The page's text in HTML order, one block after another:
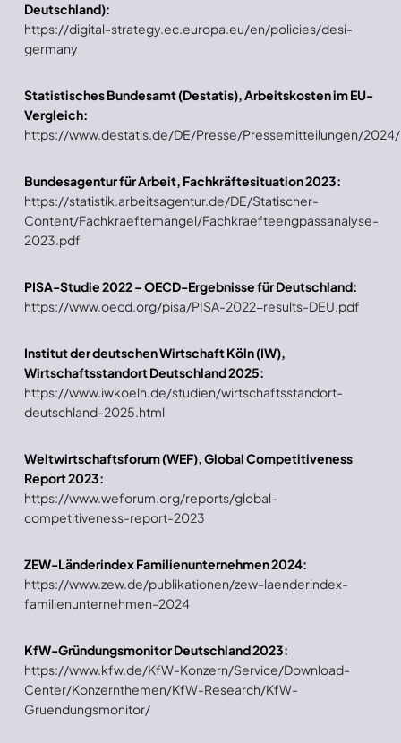
Deutschland):
https://digital-strategy.ec.europa.eu/en/policies/desi-
germany
Statistisches Bundesamt (Destatis), Arbeitskosten im EU-
Vergleich:
https://www.destatis.de/DE/Presse/Pressemitteilungen/
Bundesagentur für Arbeit, Fachkräftesituation 2023:
https://statistik.arbeitsagentur.de/DE/Statischer-
Content/Fachkraeftemangel/Fachkraefteengpassanalyse-
2023.pdf
PISA-Studie 2022 – OECD-Ergebnisse für Deutschland:
https://www.oecd.org/pisa/PISA-2022-results-DEU.pdf
Institut der deutschen Wirtschaft Köln (IW),
Wirtschaftsstandort Deutschland 2025:
https://www.iwkoeln.de/studien/wirtschaftsstandort-
deutschland-2025.html
Weltwirtschaftsforum (WEF), Global Competitiveness
Report 2023:
https://www.weforum.org/reports/global-
competitiveness-report-2023
ZEW-Länderindex Familienunternehmen 2024:
https://www.zew.de/publikationen/zew-laenderindex-
familienunternehmen-2024
KfW-Gründungsmonitor Deutschland 2023:
https://www.kfw.de/KfW-Konzern/Service/Download-
Center/Konzernthemen/KfW-Research/KfW-
Gruendungsmonitor/